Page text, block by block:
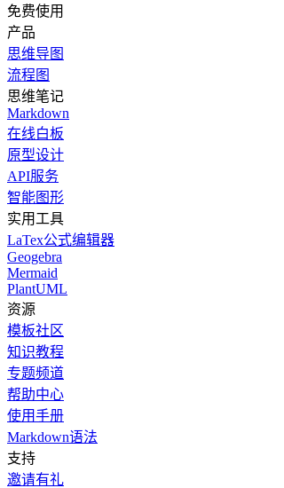
免费使用
产品
思维导图
流程图
思维笔记
Markdown
在线白板
原型设计
API服务
智能图形
实用工具
LaTex公式编辑器
Geogebra
Mermaid
PlantUML
资源
模板社区
知识教程
专题频道
帮助中心
使用手册
Markdown语法
支持
邀请有礼